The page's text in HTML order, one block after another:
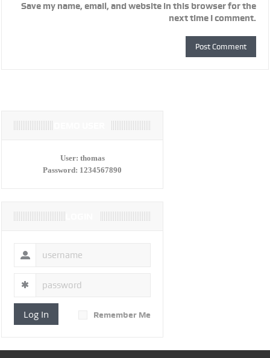
Save my name, email, and website in this browser for the
next time I comment.
User: thomas
Password: 1234567890
Log In Remember Me